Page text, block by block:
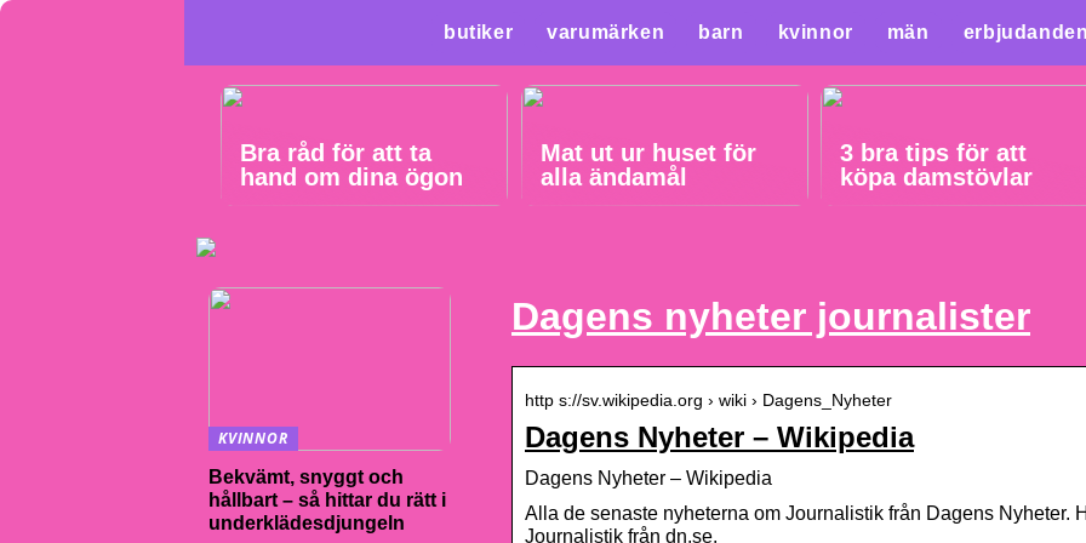
butiker varumärken barn kvinnor män erbjudanden
Bra råd för att ta
hand om dina ögon
Mat ut ur huset för
alla ändamål
3 bra tips för att
köpa damstövlar
Dagens nyheter journalister
http s://sv.wikipedia.org › wiki › Dagens_Nyheter
Dagens Nyheter – Wikipedia
Dagens Nyheter – Wikipedia
Alla de senaste nyheterna om Journalistik från Dagens Nyheter.
Journalistik från dn.se.
KVINNOR
Bekvämt, snyggt och
hållbart – så hittar du rätt i
underklädesdjungeln